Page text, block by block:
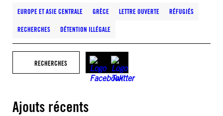
EUROPE ET ASIE CENTRALE GRÈCE LETTRE OUVERTE RÉFUGIÉS
RECHERCHES DÉTENTION ILLÉGALE
RECHERCHES
Ajouts récents